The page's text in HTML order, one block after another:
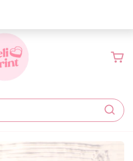
hasta 6 días hábiles